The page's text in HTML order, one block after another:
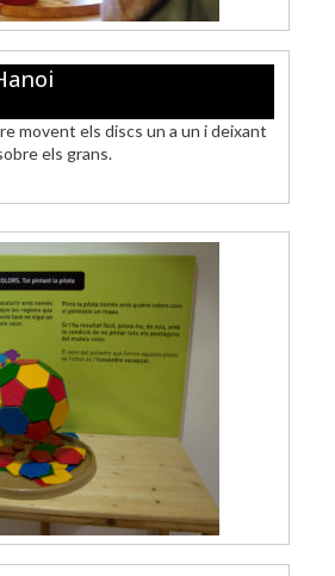
movent els discs un a un i deixant
els grans.